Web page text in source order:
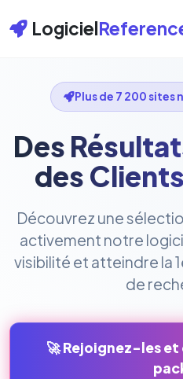
Logiciel
Plus de 7 200 sites
Des
des
Découvrez une
activement notre
visibilité et atteindre la
de
🚀 Rejoignez-les